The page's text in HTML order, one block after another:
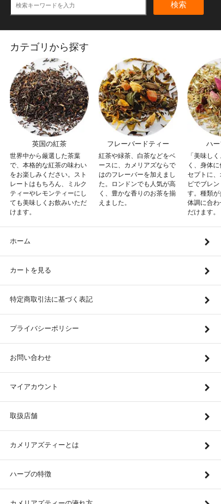
検索
カテゴリから探す
英国の紅茶
世界中から厳選した茶葉
で、本格的な紅茶の味わい
をお楽しみください。スト
レートはもちろん、ミルク
ティーやレモンティーにし
ても美味しくお飲みいただ
けます。
フレーバードティー
紅茶や緑茶、白茶などをベ
ースに、カメリアズならで
はのフレーバーを加えまし
た。ロンドンでも人気が高
く、豊かな香りのお茶を揃
えました。
ハ
「美味し
く、身体
セプトに
ピでブレ
す。種類
体調に合
だけます。
ホーム
カートを見る
特定商取引法に基づく表記
プライバシーポリシー
お問い合わせ
マイアカウント
取扱店舗
カメリアズティーとは
ハーブの特徴